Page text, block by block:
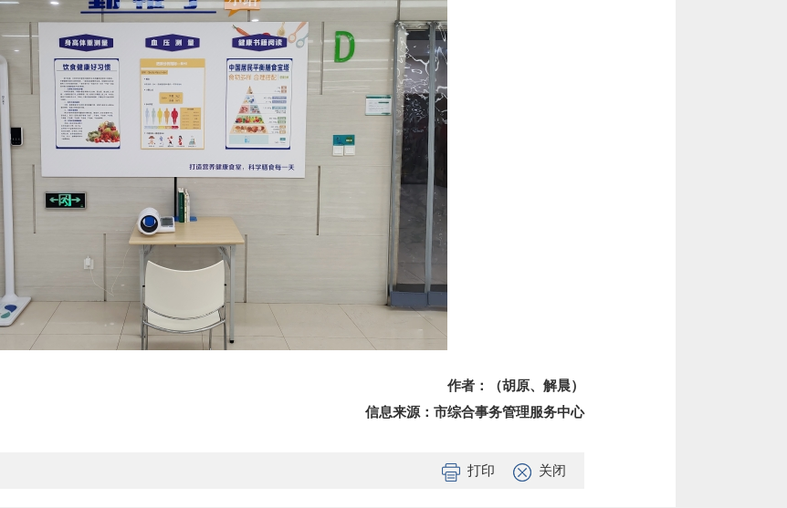
作者：（胡原、解晨）
信息来源： 市综合事务管理服务中心
打印 关闭